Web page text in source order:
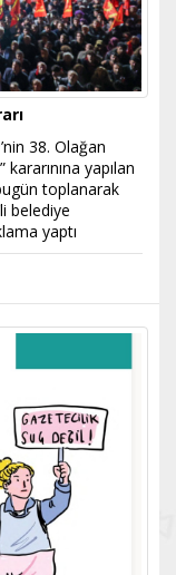
38. Olağan
yapılan
toplanarak
belediye
yaptı